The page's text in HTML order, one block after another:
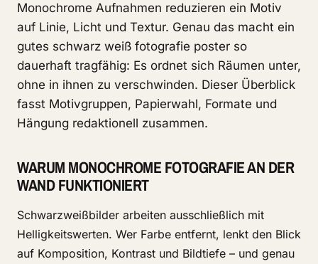
Monochrome Aufnahmen reduzieren ein Motiv
auf Linie, Licht und Textur. Genau das macht ein
gutes schwarz weiß fotografie poster so
dauerhaft tragfähig: Es ordnet sich Räumen unter,
ohne in ihnen zu verschwinden. Dieser Überblick
fasst Motivgruppen, Papierwahl, Formate und
Hängung redaktionell zusammen.
WARUM MONOCHROME FOTOGRAFIE AN DER
WAND FUNKTIONIERT
Schwarzweißbilder arbeiten ausschließlich mit
Helligkeitswerten. Wer Farbe entfernt, lenkt den Blick
auf Komposition, Kontrast und Bildtiefe – und genau